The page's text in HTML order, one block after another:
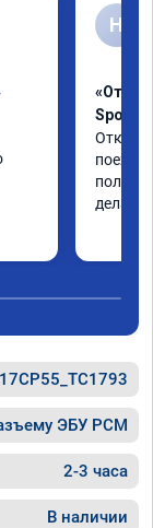
Н
Sport
полет
дела.
ЭБУ PCM
2-3 часа
В наличии